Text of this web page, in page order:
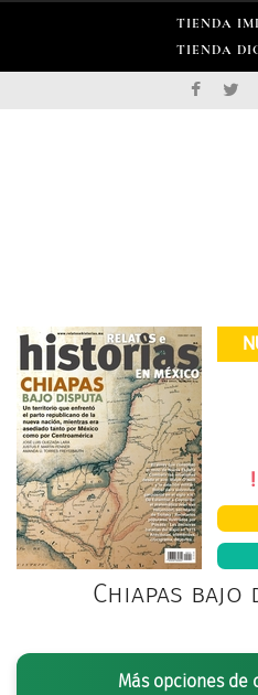
TIENDA
TIENDA
izquierda a derecha, primera
Chiapas bajo
Más opciones de